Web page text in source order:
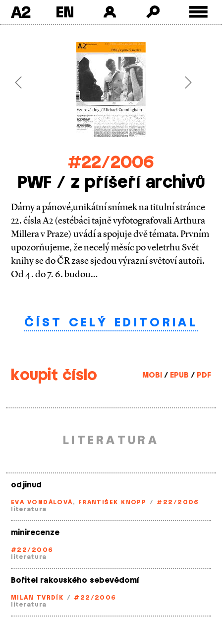
A2
Previous Next
#22/2006
PWF / z příšeří archivů
Dámy a pánové,unikátní snímek na titulní stránce
22. čísla A2 (estébáci tajně vyfotografovali Arthura
Millera v Praze) uvádí a spojuje dvě témata. Prvním
upozorňujeme, že necelý měsíc po veletrhu Svět
knihy se do ČR zase sjedou výrazní světoví autoři.
Od 4. do 7. 6. budou…
ČÍST CELÝ EDITORIAL
koupit číslo MOBI / EPUB / PDF
LITERATURA
odjinud
EVA VONDÁLOVÁ, FRANTIŠEK KNOPP / #22/2006
literatura
minirecenze
#22/2006
literatura
Bořitel rakouského sebevědomí
MILAN TVRDÍK / #22/2006
literatura